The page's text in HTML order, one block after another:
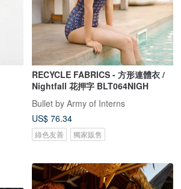
RECYCLE FABRICS - 方形連體衣 /
Nightfall 花押字 BLT064NIGH
Bullet by Army of Interns
US$ 76.34
綠色友善 獨家販售